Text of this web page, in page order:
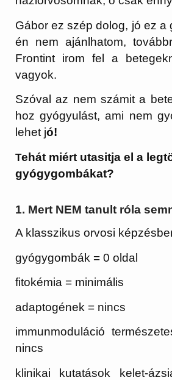
Gábor ez szép dolog, jó ez a
én nem ajánlhatom,
Frontint irom fel a
vagyok.
Szóval az nem számit a
hoz gyógyulást, ami nem
lehet jó!
Tehát miért utasitja el a
gyógygombákat?
1. Mert NEM tanult róla
A klasszikus orvosi
gyógygombák = 0 oldal
fitokémia = minimális
adaptogének = nincs
immunmoduláció
nincs
klinikai kutatások kelet-